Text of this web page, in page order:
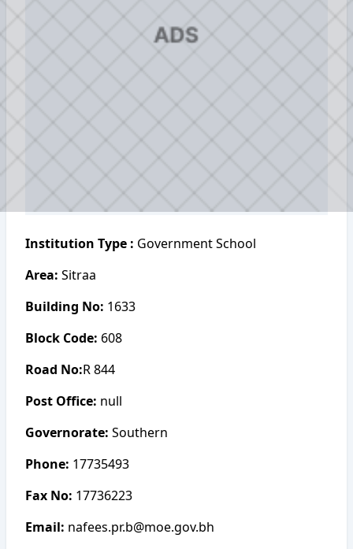
Institution Type : Government School
Area: Sitraa
Building No: 1633
Block Code: 608
Road No:R 844
Post Office: null
Governorate: Southern
Phone: 17735493
Fax No: 17736223
Email: nafees.pr.b@moe.gov.bh